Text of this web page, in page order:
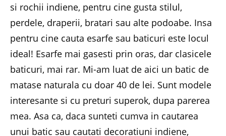
si rochii indiene, pentru cine gusta stilul,
perdele, draperii, bratari sau alte podoabe. Insa
pentru cine cauta esarfe sau baticuri este locul
ideal! Esarfe mai gasesti prin oras, dar clasicele
baticuri, mai rar. Mi-am luat de aici un batic de
matase naturala cu doar 40 de lei. Sunt modele
interesante si cu preturi superok, dupa parerea
mea. Asa ca, daca sunteti cumva in cautarea
unui batic sau cautati decoratiuni indiene,